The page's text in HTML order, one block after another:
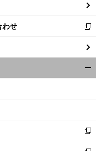
で
開
く
せ
新
し
い
ウ
ィ
ン
ウ
開
く
新
し